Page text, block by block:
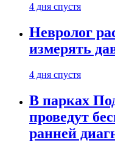
4 дня спустя
Невролог
измерять
4 дня спустя
В парках
проведут
ранней